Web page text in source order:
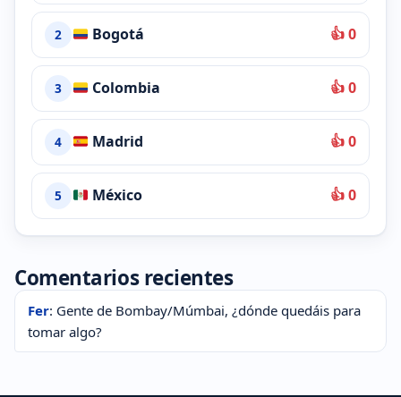
2 Bogotá 👍 0
3 Colombia 👍 0
4 Madrid 👍 0
5 México 👍 0
Comentarios recientes
Fer: Gente de Bombay/Múmbai, ¿dónde quedáis para
tomar algo?